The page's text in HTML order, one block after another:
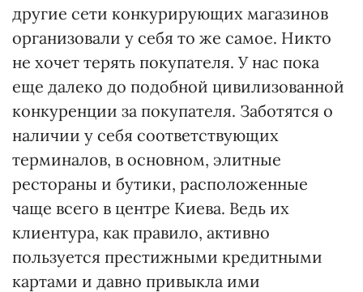
другие сети конкурирующих магазинов
организовали у себя то же самое. Никто
не хочет терять покупателя. У нас пока
еще далеко до подобной цивилизованной
конкуренции за покупателя. Заботятся о
наличии у себя соответствующих
терминалов, в основном, элитные
рестораны и бутики, расположенные
чаще всего в центре Киева. Ведь их
клиентура, как правило, активно
пользуется престижными кредитными
картами и давно привыкла ими